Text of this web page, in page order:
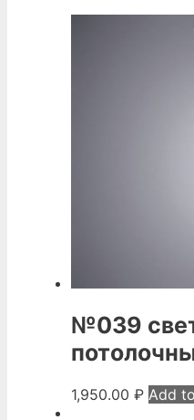
№039
1,950.00 ₽ Add